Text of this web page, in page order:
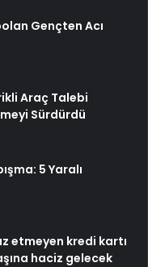
Gençten Acı
Araç Talebi
Sürdürdü
5 Yaralı
etmeyen kredi kartı
haciz gelecek